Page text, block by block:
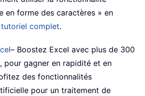
en forme des caractères » en
complet.
– Boostez Excel avec plus de 300
pour gagner en rapidité et en
des fonctionnalités
pour un traitement de